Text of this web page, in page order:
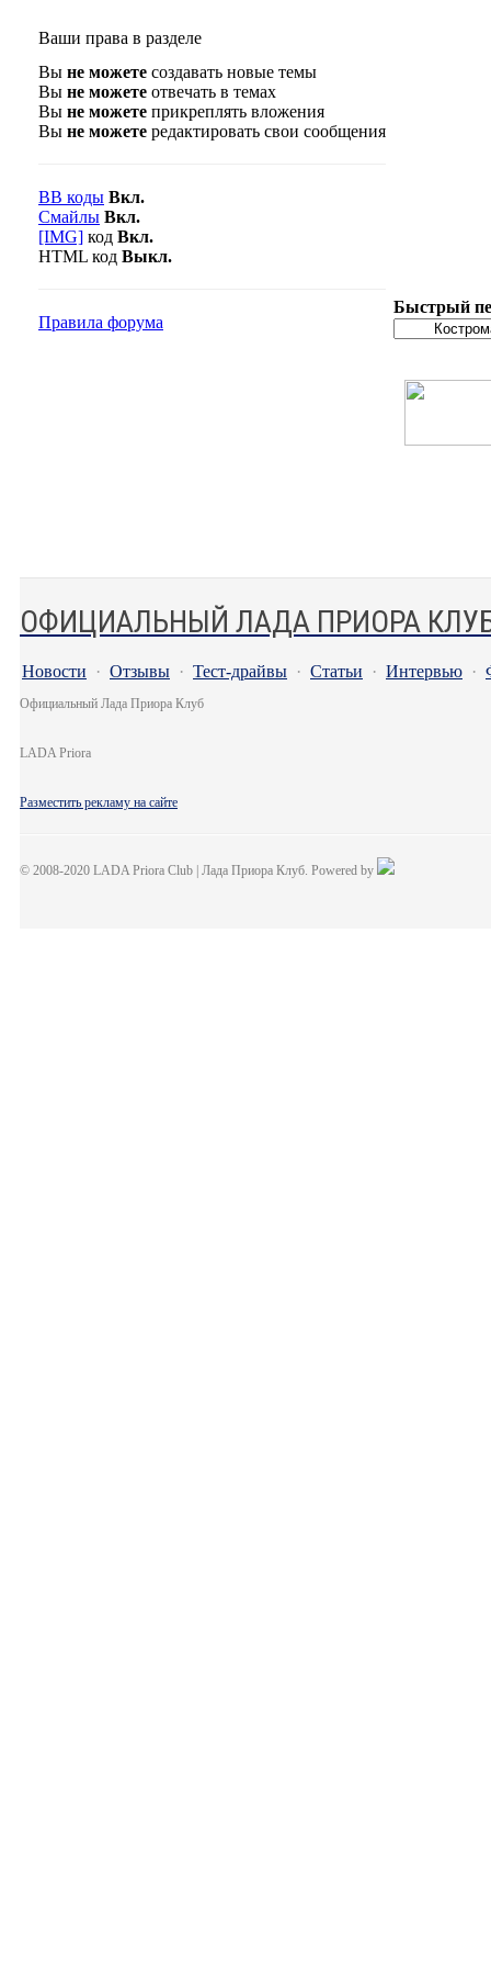
Ваши права в разделе
Вы не можете создавать новые темы
Вы не можете отвечать в темах
Вы не можете прикреплять вложения
Вы не можете редактировать свои сообщения
BB коды Вкл.
Смайлы Вкл.
[IMG] код Вкл.
HTML код Выкл.
Правила форума
Быстрый
ОФИЦИАЛЬНЫЙ ЛАДА ПРИОРА
Новости · Отзывы · Тест-драйвы · Статьи · Интервью ·
Официальный Лада Приора Клуб
LADA Priora
Разместить рекламу на сайте
© 2008-2020 LADA Priora Club | Лада Приора Клуб. Powered by